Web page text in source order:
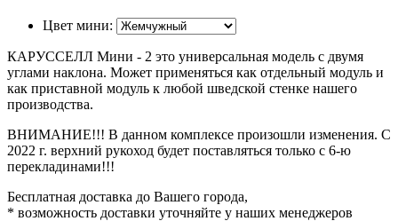
Цвет мини:
КАРУССЕЛЛ Мини - 2 это универсальная модель с двумя
углами наклона. Может применяться как отдельный модуль и
как приставной модуль к любой шведской стенке нашего
производства.
ВНИМАНИЕ!!! В данном комплексе произошли изменения. С
2022 г. верхний рукоход будет поставляться только с 6-ю
перекладинами!!!
Бесплатная доставка до Вашего города,
* возможность доставки уточняйте у наших менеджеров